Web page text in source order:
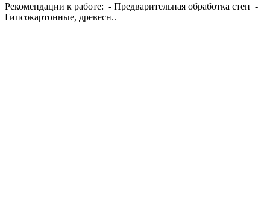
Рекомендации к работе: - Предварительная обработка стен -
Гипсокартонные, древесн..